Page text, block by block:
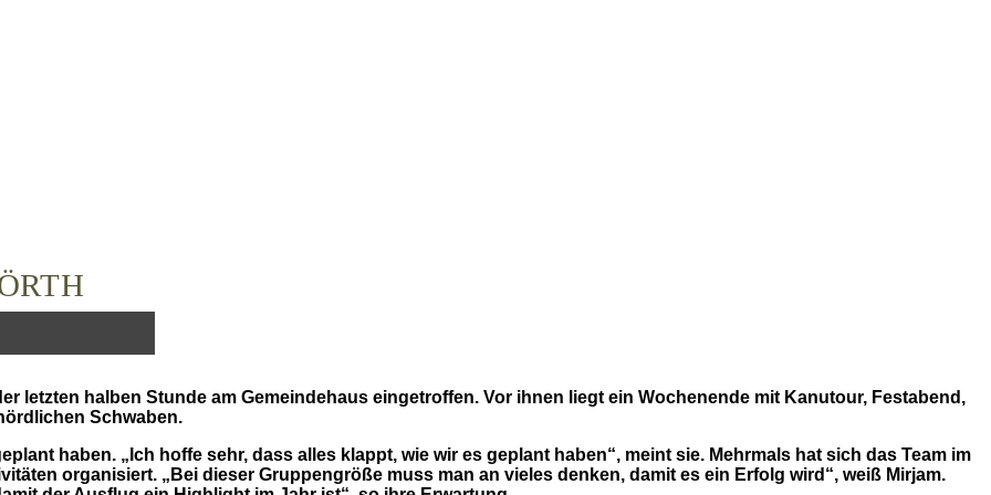
letzten halben Stunde am Gemeindehaus eingetroffen. Vor ihnen liegt ein Wochenende mit Kanutour, Festabend,
Schwaben.
haben. „Ich hoffe sehr, dass alles klappt, wie wir es geplant haben“, meint sie. Mehrmals hat sich das Team im
organisiert. „Bei dieser Gruppengröße muss man an vieles denken, damit es ein Erfolg wird“, weiß Mirjam.